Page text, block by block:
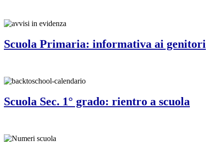
Scuola Primaria: informativa ai genitori
Scuola Sec. 1° grado: rientro a scuola